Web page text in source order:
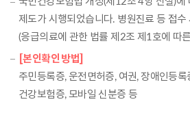
제도가 시행되었습니다. 병원진료 등 접
(응급의료에 관한 법률 제2조 제1호에 따
[본인확인 방법]
주민등록증, 운전면허증, 여권, 장애인등
건강보험증, 모바일 신분증 등